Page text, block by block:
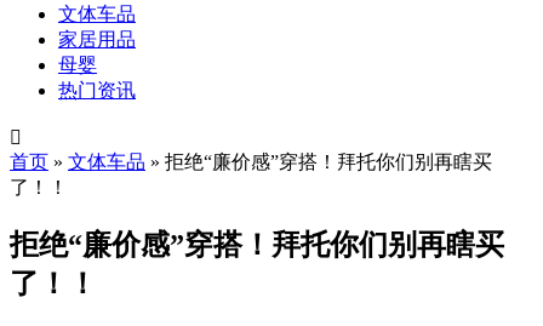
文体车品
家居用品
母婴
热门资讯

首页 » 文体车品 » 拒绝“廉价感”穿搭！拜托你们别再瞎买
了！！
拒绝“廉价感”穿搭！拜托你们别再瞎买
了！！